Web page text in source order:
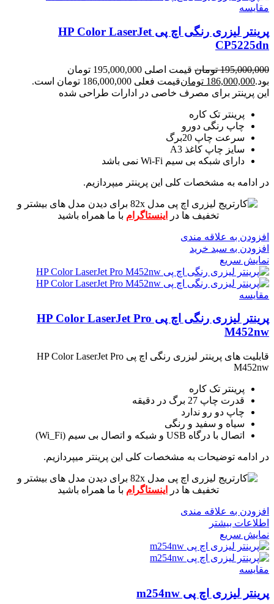
مقايسه
پرینتر لیزری رنگی اچ پی HP Color LaserJet
CP5225dn
195,000,000 تومان
قیمت اصلی 195,000,000 تومان
بود.186,000,000 تومانقیمت فعلی 186,000,000 تومان است.
این پرینتر برای مصرف خاصی در ادارات طراحی شده
پرینتر تک کاره
چاپ رنگی دورو
سرعت چاپ 20برگ
سایز چاپ کاغذ A3
دارای شبکه بی سیم Wi-Fi نمی باشد
در ادامه به مشخصات کلی این پرینتر میپردازیم.
برای دیدن مدل های بیشتر و
تخفیف ها در
اینستاگرام با ما همراه باشید
افزودن به علاقه مندی
افزودن به سبد خرید
نمایش سریع
مقايسه
پرینتر لیزری رنگی اچ پی HP Color LaserJet Pro
M452nw
قابلیت های پرینتر لیزری رنگی اچ پی HP Color LaserJet Pro
M452nw
پرینتر تک کاره
قدرت چاپ 27 برگ در دقیقه
چاپ دو رو ندارد
سیاه و سفید و رنگی
اتصال با درگاه USB و شبکه و اتصال بی سیم (Wi_Fi)
در ادامه توضیحات به مشخصات کلی این پرینتر میپردازیم.
برای دیدن مدل های بیشتر و
تخفیف ها در
اینستاگرام با ما همراه باشید
افزودن به علاقه مندی
اطلاعات بیشتر
نمایش سریع
مقايسه
پرینتر لیزری اچ پی m254nw